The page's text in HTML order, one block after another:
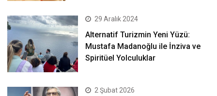
29 Aralık 2024
Alternatif Turizmin Yeni Yüzü:
Mustafa Madanoğlu ile İnziva ve
Spiritüel Yolculuklar
2 Şubat 2026